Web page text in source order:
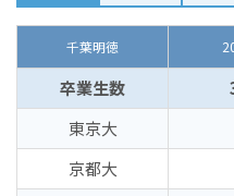
千葉明徳
卒業生数
東京大
京都大